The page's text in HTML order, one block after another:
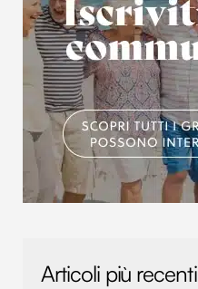
Articoli più recenti